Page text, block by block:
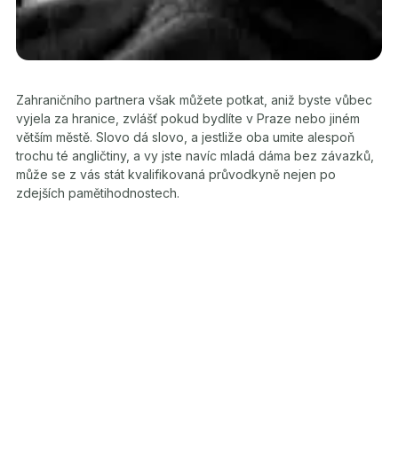
Zahraničního partnera však můžete potkat, aniž byste vůbec
vyjela za hranice, zvlášť pokud bydlíte v Praze nebo jiném
větším městě. Slovo dá slovo, a jestliže oba umite alespoň
trochu té angličtiny, a vy jste navíc mladá dáma bez závazků,
může se z vás stát kvalifikovaná průvodkyně nejen po
zdejších pamětihodnostech.